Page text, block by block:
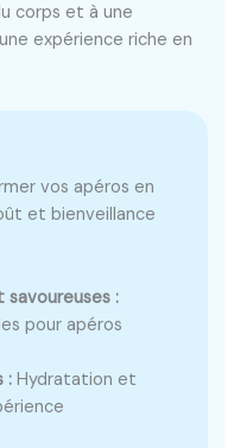
corps et à une
expérience riche en
vos apéros en
et bienveillance
:
pour apéros
:Hydratation et